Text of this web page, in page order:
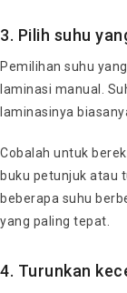
3. Pilih suhu
Pemilihan suhu
laminasi manual.
laminasinya
Cobalah untuk
buku petunjuk atau
beberapa suhu
yang paling tepat.
4. Turunkan